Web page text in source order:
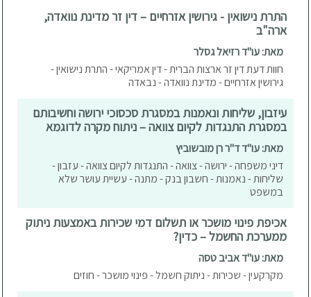
התרת נישואין - גירושין אזרחיים – דין זר מדינת נוואדה,
ארה"ב
מאת: עו"ד רזיאל גסלר
חוות דעת דין זר ארצות הברית - דין אמריקאי - התרת נישואין -
גירושין אזרחיים - מדינת נוואדה - נבאדה
עיזבון, שליחות ונאמנות במסגרת סכסוכי ירושה וחשיבותם
במסגרת התנגדות לקיום צוואה – ניתוח מקרה לדוגמא
מאת: עו"ד ד"ר רן מובשוביץ
דיני משפחה - ירושה - צוואה - התנגדות לקיום צוואה - עזבון -
שליחות - נאמנות - חשבון בנק - מתנה - עשיית עושר שלא
במשפט
אכיפת פינוי מושכר או תשלום דמי שכירות באמצעות ניתוק
ממערכת החשמל – כדין?
מאת: עו"ד אביב טסה
מקרקעין - שכירות - ניתוק חשמל - פינוי מושכר - חוזים